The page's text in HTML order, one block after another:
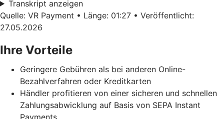
Transkript anzeigen
Quelle: VR Payment • Länge: 01:27 • Veröffentlicht:
27.05.2026
Ihre Vorteile
Geringere Gebühren als bei anderen Online-
Bezahlverfahren oder Kreditkarten
Händler profitieren von einer sicheren und schnellen
Zahlungsabwicklung auf Basis von SEPA Instant
Payments.